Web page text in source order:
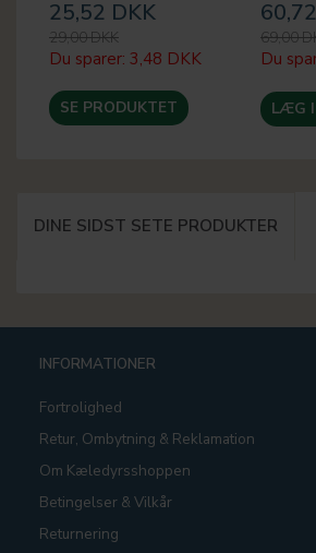
25,52 DKK
29,00 DKK
Du sparer: 3,48 DKK
SE PRODUKTET
69,00
Du
LÆG
DINE SIDST SETE PRODUKTER
INFORMATIONER
Fortrolighed
Retur, Ombytning & Reklamation
Om Kæledyrsshoppen
Betingelser & Vilkår
Returnering